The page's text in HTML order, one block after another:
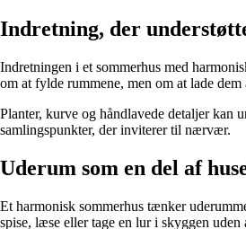
Indretning, der
Indretningen i et sommerhus med
om at fylde rummene, men om at lade dem
Planter, kurve og håndlavede detaljer kan
samlingspunkter, der inviterer til nærvær.
Uderum som en del af
Et harmonisk sommerhus tænker
spise, læse eller tage en lur i skyggen